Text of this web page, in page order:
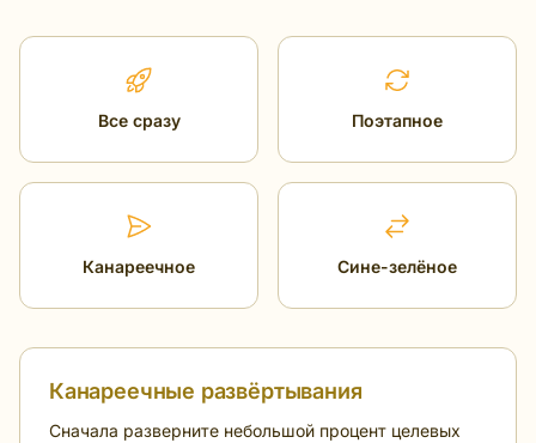
Все сразу Поэтапное
Канареечное Сине-зелёное
Канареечные развёртывания
Сначала разверните небольшой процент целевых